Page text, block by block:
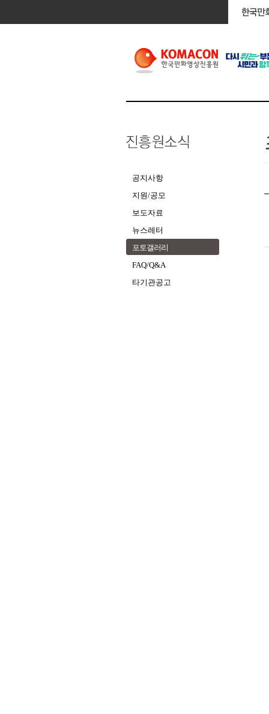
공지사항
지원/공모
보도자료
뉴스레터
포토갤러리
FAQ/Q&A
타기관공고